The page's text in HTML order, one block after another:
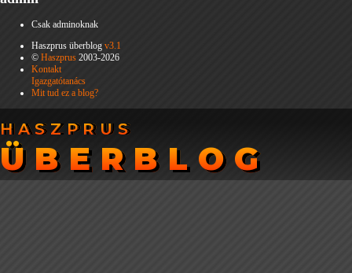
Csak adminoknak
Haszprus überblog v3.1
© Haszprus 2003-2026
Kontakt
Igazgatótanács
Mit tud ez a blog?
HASZPRUS
ÜBERBLOG
HASZPRUS
ÜBERBLOG